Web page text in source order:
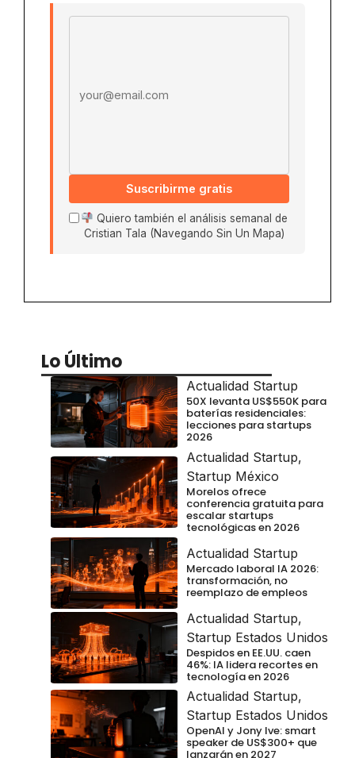
Suscribirme gratis
Quiero también el análisis semanal de
Cristian Tala (Navegando Sin Un Mapa)
Lo Último
Actualidad Startup
50X levanta US$550K para
baterías residenciales:
lecciones para startups
2026
Actualidad Startup,
Startup México
Morelos ofrece
conferencia gratuita para
escalar startups
tecnológicas en 2026
Actualidad Startup
Mercado laboral IA 2026:
transformación, no
reemplazo de empleos
Actualidad Startup,
Startup Estados Unidos
Despidos en EE.UU. caen
46%: IA lidera recortes en
tecnología en 2026
Actualidad Startup,
Startup Estados Unidos
OpenAI y Jony Ive: smart
speaker de US$300+ que
lanzarán en 2027